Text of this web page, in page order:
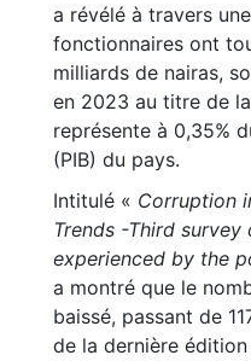
a révélé à travers
fonctionnaires ont
milliards de nairas,
en 2023 au titre de
représente à 0,35%
(PIB) du pays.
Intitulé « Corruption
Trends -Third
experienced by the
a montré que le
baissé, passant de
de la dernière édition